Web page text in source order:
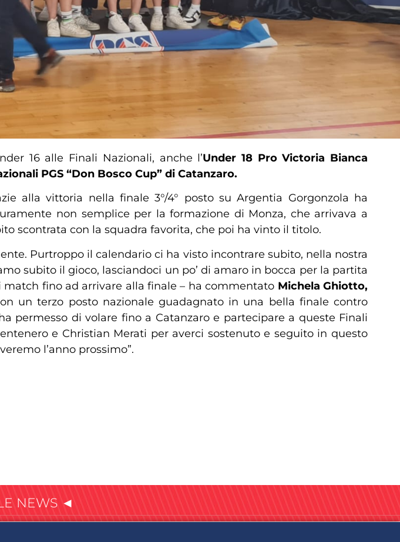
16 alle Finali Nazionali, anche l’Under 18 Pro Victoria Bianca
PGS “Don Bosco Cup” di Catanzaro.
alla vittoria nella finale 3°/4° posto su Argentia Gorgonzola ha
non semplice per la formazione di Monza, che arrivava a
scontrata con la squadra favorita, che poi ha vinto il titolo.
Purtroppo il calendario ci ha visto incontrare subito, nella nostra
subito il gioco, lasciandoci un po’ di amaro in bocca per la partita
match fino ad arrivare alla finale – ha commentato Michela Ghiotto,
un terzo posto nazionale guadagnato in una bella finale contro
permesso di volare fino a Catanzaro e partecipare a queste Finali
e Christian Merati per averci sostenuto e seguito in questo
l’anno prossimo”.
NEWS ◄